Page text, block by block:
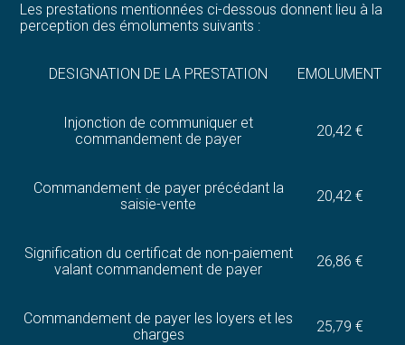
Être prêt pour la facturation
électronique
Les prestations mentionnées ci-dessous donnent lieu à la
perception des émoluments suivants :
DESIGNATION DE LA PRESTATION EMOLUMENT
Injonction de communiquer et
commandement de payer
20,42 €
Commandement de payer précédant la
saisie-vente
20,42 €
Signification du certificat de non-paiement
valant commandement de payer
26,86 €
Commandement de payer les loyers et les
charges
25,79 €